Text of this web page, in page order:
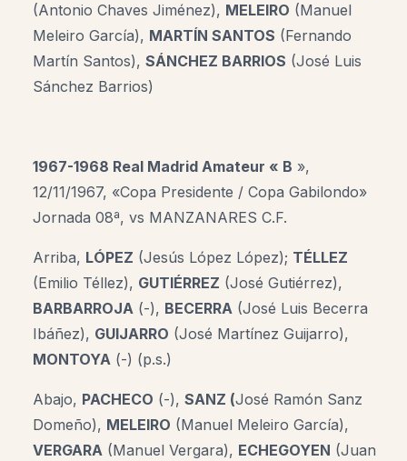
(Antonio Chaves Jiménez), MELEIRO (Manuel
Meleiro García), MARTÍN SANTOS (Fernando
Martín Santos), SÁNCHEZ BARRIOS (José Luis
Sánchez Barrios)
1967-1968 Real Madrid Amateur « B »,
12/11/1967, «Copa Presidente / Copa Gabilondo»
Jornada 08ª, vs MANZANARES C.F.
Arriba, LÓPEZ (Jesús López López); TÉLLEZ
(Emilio Téllez), GUTIÉRREZ (José Gutiérrez),
BARBARROJA (-), BECERRA (José Luis Becerra
Ibáñez), GUIJARRO (José Martínez Guijarro),
MONTOYA (-) (p.s.)
Abajo, PACHECO (-), SANZ (José Ramón Sanz
Domeño), MELEIRO (Manuel Meleiro García),
VERGARA (Manuel Vergara), ECHEGOYEN (Juan